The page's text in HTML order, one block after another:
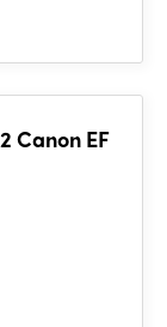
Canon EF